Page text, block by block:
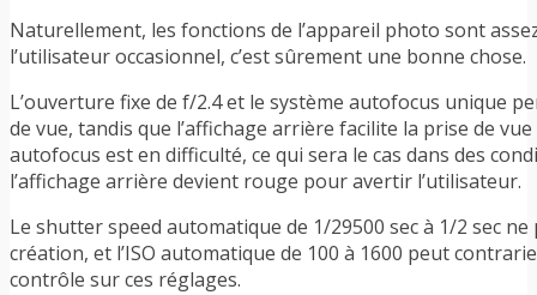
Naturellement, les fonctions de l’appareil photo sont
l’utilisateur occasionnel, c’est sûrement une bonne chose.
L’ouverture fixe de f/2.4 et le système autofocus unique
de vue, tandis que l’affichage arrière facilite la prise de
autofocus est en difficulté, ce qui sera le cas dans des
l’affichage arrière devient rouge pour avertir l’utilisateur.
Le shutter speed automatique de 1/29500 sec à 1/2 sec
création, et l’ISO automatique de 100 à 1600 peut
contrôle sur ces réglages.